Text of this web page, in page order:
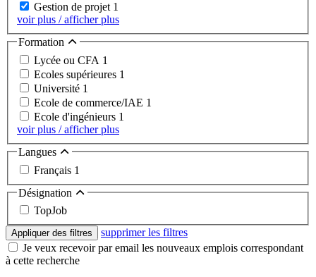
Gestion de projet 1
voir plus / afficher plus
Formation
Lycée ou CFA 1
Ecoles supérieures 1
Université 1
Ecole de commerce/IAE 1
Ecole d'ingénieurs 1
voir plus / afficher plus
Langues
Français 1
Désignation
TopJob
Appliquer des filtres
supprimer les filtres
Je veux recevoir par email les nouveaux emplois correspondant
à cette recherche